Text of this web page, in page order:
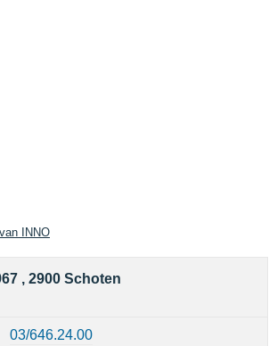
INNO
, 2900 Schoten
03/646.24.00